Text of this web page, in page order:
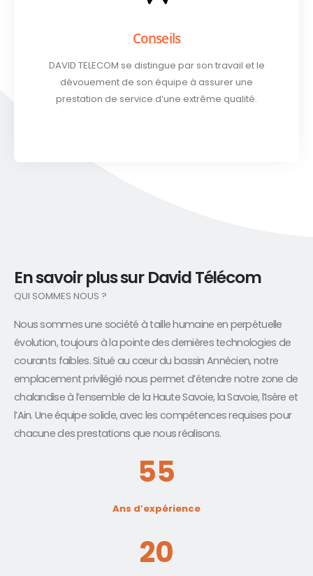
Conseils
DAVID TELECOM se distingue par son travail et le
dévouement de son équipe à assurer une
prestation de service d’une extrême qualité.
En savoir plus sur David Télécom
QUI SOMMES NOUS ?
Nous sommes une société à taille humaine en perpétuelle
évolution, toujours à la pointe des dernières technologies de
courants faibles. Situé au cœur du bassin Annécien, notre
emplacement privilégié nous permet d’étendre notre zone de
chalandise à l’ensemble de la Haute Savoie, la Savoie, l’Isère et
l’Ain. Une équipe solide, avec les compétences requises pour
chacune des prestations que nous réalisons.
55
Ans d’expérience
20